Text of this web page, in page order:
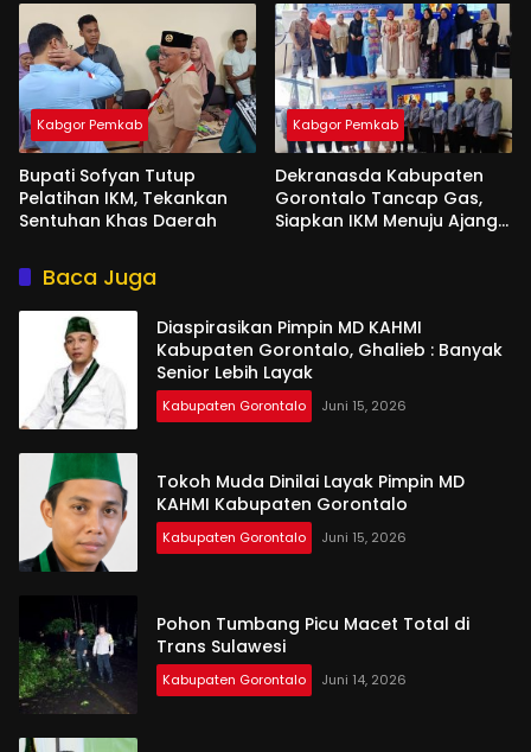
Kabgor Pemkab
Bupati Sofyan Tutup
Pelatihan IKM, Tekankan
Sentuhan Khas Daerah
Kabgor Pemkab
Dekranasda Kabupaten
Gorontalo Tancap Gas,
Siapkan IKM Menuju Ajang
Baca Juga
Diaspirasikan Pimpin MD KAHMI
Kabupaten Gorontalo, Ghalieb : Banyak
Senior Lebih Layak
Kabupaten Gorontalo Juni 15, 2026
Tokoh Muda Dinilai Layak Pimpin MD
KAHMI Kabupaten Gorontalo
Kabupaten Gorontalo Juni 15, 2026
Pohon Tumbang Picu Macet Total di
Trans Sulawesi
Kabupaten Gorontalo Juni 14, 2026